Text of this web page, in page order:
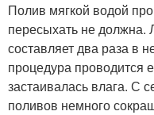
Полив мягкой водой
пересыхать не должна.
составляет два раза в
процедура проводится
застаивалась влага. С
поливов немного